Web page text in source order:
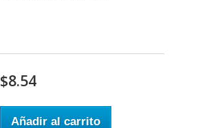
$8.54
Añadir al carrito